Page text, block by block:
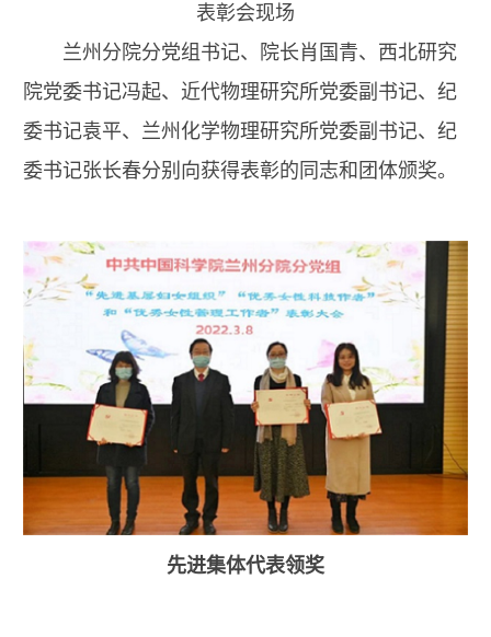
表彰会现场
兰州分院分党组书记、院长肖国青、西北研究
院党委书记冯起、近代物理研究所党委副书记、纪
委书记袁平、兰州化学物理研究所党委副书记、纪
委书记张长春分别向获得表彰的同志和团体颁奖。
先进集体代表领奖